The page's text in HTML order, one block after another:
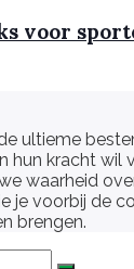
voor
ultieme
hun kracht wil
waarheid
je voorbij de
brengen.